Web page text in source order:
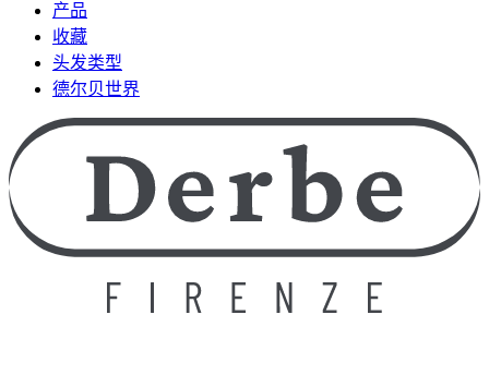
产品
收藏
头发类型
德尔贝世界